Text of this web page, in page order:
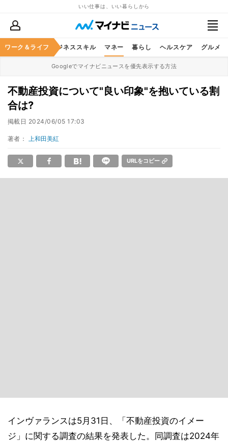
いい仕事は、いい暮らしから
ワーク＆ライフ
キャリア ビジネススキル マネー 暮らし ヘルスケア グルメ
Googleでマイナビニュースを優先表示する方法
不動産投資について"良い印象"を抱いている割
合は?
掲載日 2024/06/05 17:03
著者： 上和田美紅
URLをコピー
インヴァランスは5月31日、「不動産投資のイメー
ジ」に関する調査の結果を発表した。同調査は2024年